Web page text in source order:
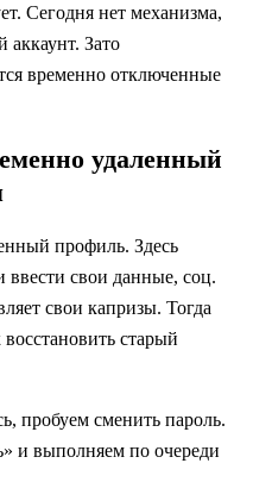
Сегодня нет механизма,
аккаунт. Зато
временно отключенные
удаленный
профиль. Здесь
ввести свои данные, соц.
свои капризы. Тогда
старый
пробуем сменить пароль.
и выполняем по очереди